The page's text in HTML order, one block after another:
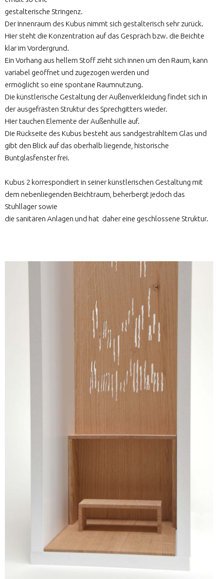
gestalterische Stringenz.
Der Innenraum des Kubus nimmt sich gestalterisch sehr zurück.
Hier steht die Konzentration auf das Gespräch bzw. die Beichte
klar im Vordergrund.
Ein Vorhang aus hellem Stoff zieht sich innen um den Raum, kann
variabel geöffnet und zugezogen werden und
ermöglicht so eine spontane Raumnutzung.
Die künstlerische Gestaltung der Außenverkleidung findet sich in
der ausgefrästen Struktur des Sprechgitters wieder.
Hier tauchen Elemente der Außenhülle auf.
Die Rückseite des Kubus besteht aus sandgestrahltem Glas und
gibt den Blick auf das oberhalb liegende, historische
Buntglasfenster frei.
Kubus 2 korrespondiert in seiner künstlerischen Gestaltung mit
dem nebenliegenden Beichtraum, beherbergt jedoch das
Stuhllager sowie
die sanitären Anlagen und hat daher eine geschlossene Struktur.